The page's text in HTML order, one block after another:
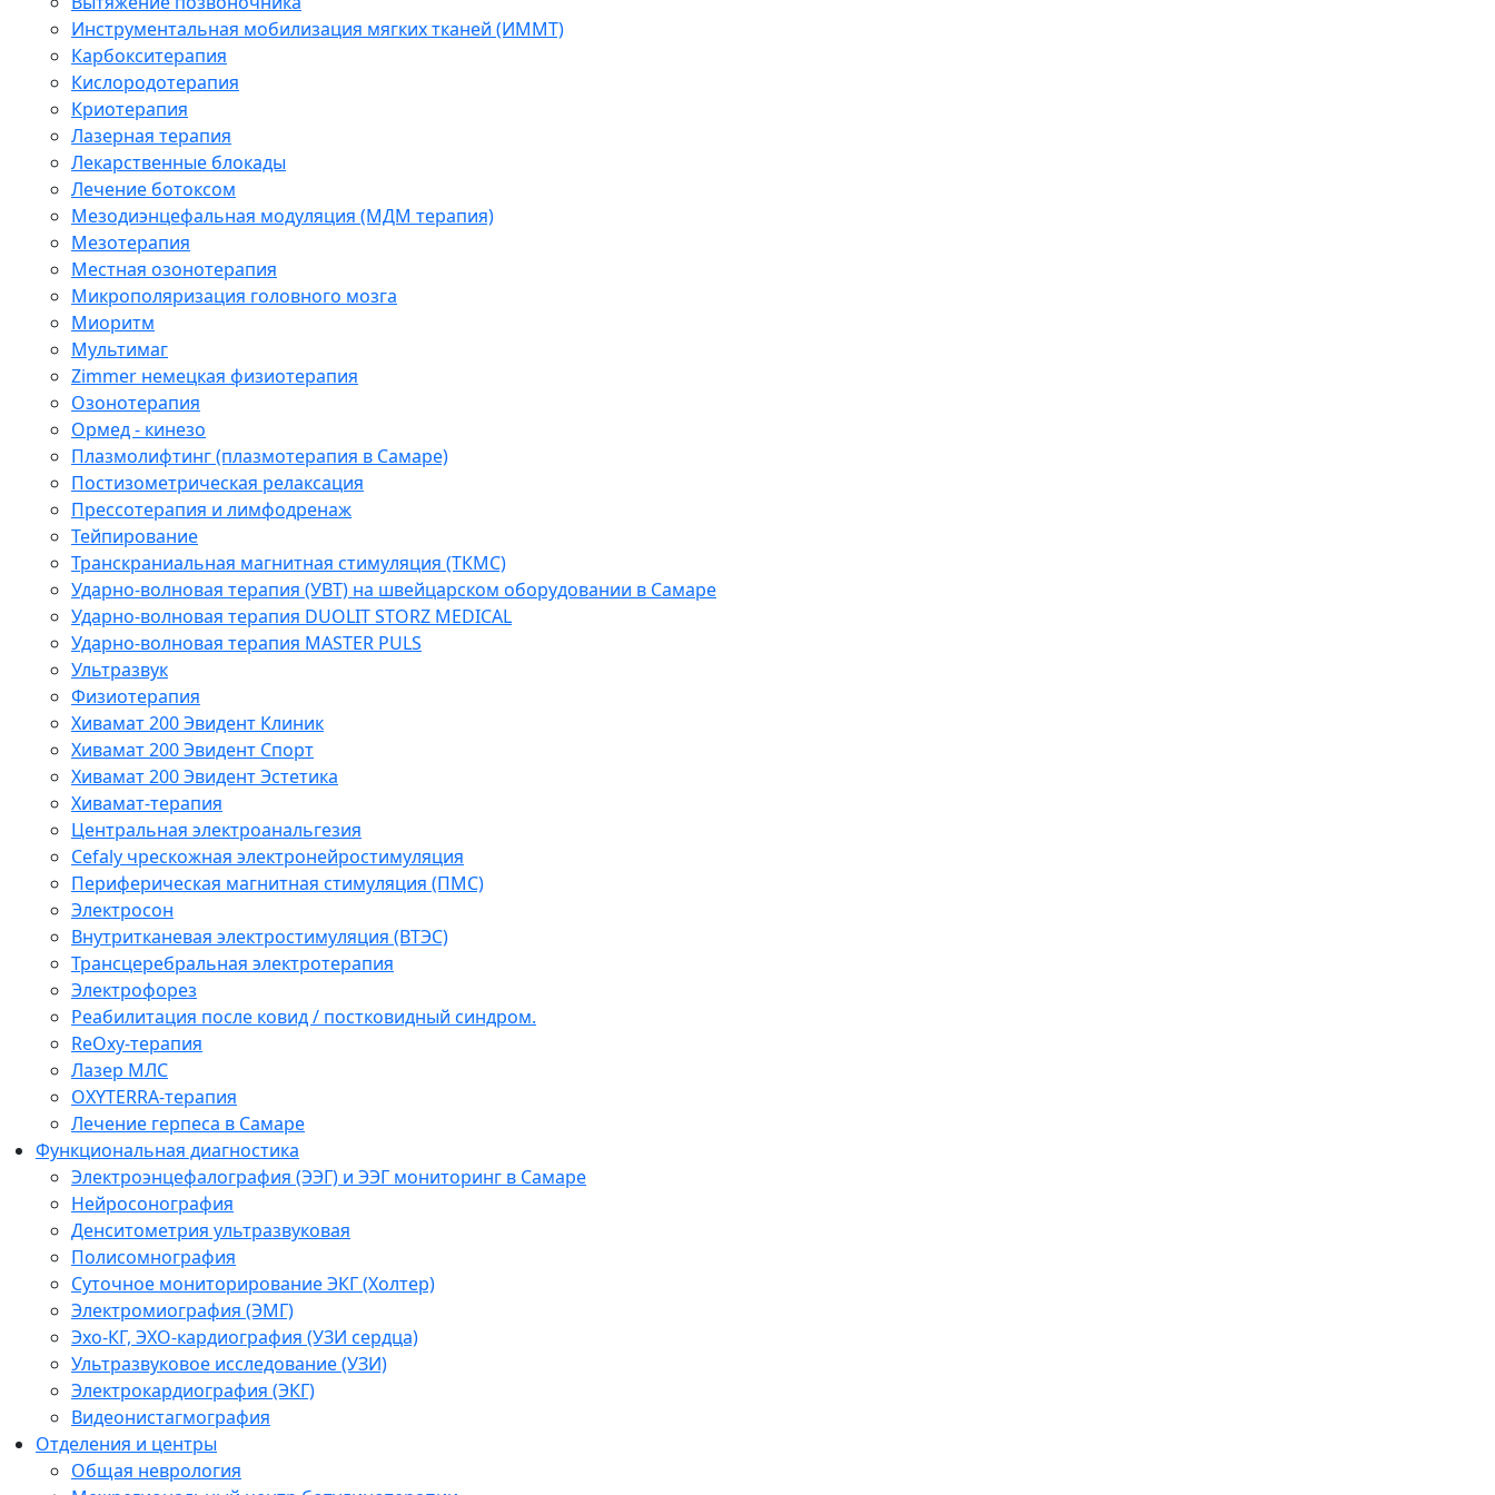
Инструментальная мобилизация мягких тканей (ИММТ)
Карбокситерапия
Кислородотерапия
Криотерапия
Лазерная терапия
Лекарственные блокады
Лечение ботоксом
Мезодиэнцефальная модуляция (МДМ терапия)
Мезотерапия
Местная озонотерапия
Микрополяризация головного мозга
Миоритм
Мультимаг
Zimmer немецкая физиотерапия
Озонотерапия
Ормед - кинезо
Плазмолифтинг (плазмотерапия в Самаре)
Постизометрическая релаксация
Прессотерапия и лимфодренаж
Тейпирование
Транскраниальная магнитная стимуляция (ТКМС)
Ударно-волновая терапия (УВТ) на швейцарском оборудовании в Самаре
Ударно-волновая терапия DUOLIT STORZ MEDICAL
Ударно-волновая терапия MASTER PULS
Ультразвук
Физиотерапия
Хивамат 200 Эвидент Клиник
Хивамат 200 Эвидент Спорт
Хивамат 200 Эвидент Эстетика
Хивамат-терапия
Центральная электроанальгезия
Cefaly чреcкожная электронейростимуляция
Периферическая магнитная стимуляция (ПМС)
Электросон
Внутритканевая электростимуляция (ВТЭС)
Трансцеребральная электротерапия
Электрофорез
Реабилитация после ковид / постковидный синдром.
ReOxy-терапия
Лазер МЛС
OXYTERRA-терапия
Лечение герпеса в Самаре
Функциональная диагностика
Электроэнцефалография (ЭЭГ) и ЭЭГ мониторинг в Самаре
Нейросонография
Денситометрия ультразвуковая
Полисомнография
Суточное мониторирование ЭКГ (Холтер)
Электромиография (ЭМГ)
Эхо-КГ, ЭХО-кардиография (УЗИ сердца)
Ультразвуковое исследование (УЗИ)
Электрокардиография (ЭКГ)
Видеонистагмография
Отделения и центры
Общая неврология